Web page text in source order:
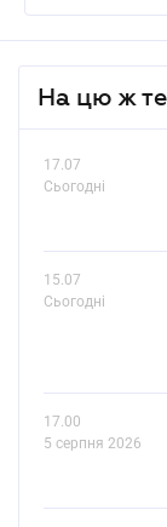
На цю ж
17.07
Сьогодні
15.07
Сьогодні
17.00
5 серпня 2026